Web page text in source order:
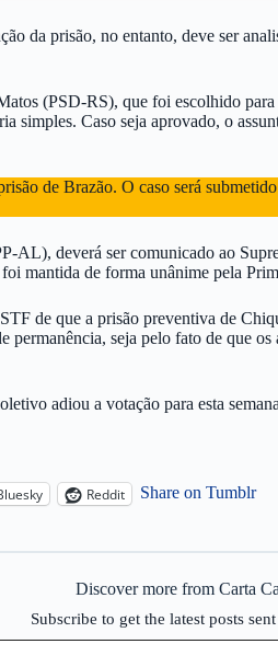
da prisão, no entanto, deve ser
(PSD-RS), que foi escolhido
simples. Caso seja aprovado, o
de Brazão. O caso será
AL), deverá ser comunicado ao
mantida de forma unânime pela
de que a prisão preventiva de
seja pelo fato de que
adiou a votação para esta
Reddit Share on Tumblr
Discover more from Carta
Subscribe to get the latest posts